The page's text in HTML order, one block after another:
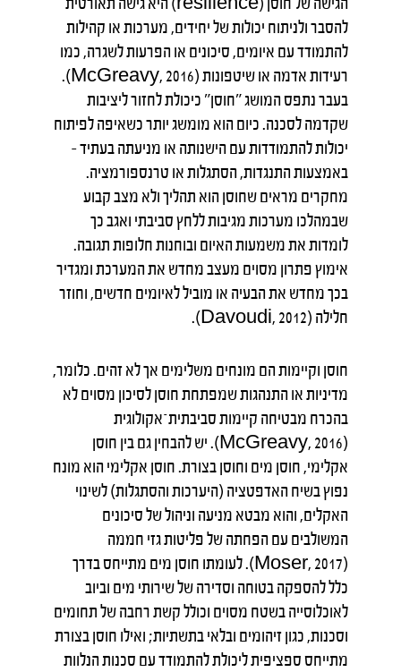
להסבר ולניתוח יכולות של יחידים, מערכות או קהילות
להתמודד עם איומים, סיכונים או הפרעות לשגרה, כמו
רעידות אדמה או שיטפונות (McGreavy, 2016).
בעבר נתפס המושג "חוסן" כיכולת לחזור ליציבות
שקדמה לסכנה. כיום הוא מומשג יותר כשאיפה לפיתוח
יכולות להתמודדות עם הישנותה או מניעתה בעתיד –
באמצעות התנגדות, הסתגלות או טרנספורמציה.
מחקרים מראים שחוסן הוא תהליך ולא מצב קבוע
שבמהלכו מערכות מגיבות ללחץ סביבתי ואגב כך
לומדות את משמעות האיום ובוחנות חלופות תגובה.
אימוץ פתרון מסוים מעצב מחדש את המערכת ומגדיר
בכך מחדש את הבעיה או מוביל לאיומים חדשים, וחוזר
חלילה (Davoudi, 2012).
חוסן וקיימות הם מונחים משלימים אך לא זהים. כלומר,
מדיניות או התנהגות שמפתחת חוסן לסיכון מסוים לא
בהכרח מבטיחה קיימות סביבתית־אקולוגית
(McGreavy, 2016). יש להבחין גם בין חוסן
אקלימי, חוסן מים וחוסן בצורת. חוסן אקלימי הוא מונח
נפוץ בשיח האדפטציה (היערכות והסתגלות) לשינוי
האקלים, והוא מבטא מניעה וניהול של סיכונים
המשולבים עם הפחתה של פליטות גזי חממה
(Moser, 2017). לעומתו חוסן מים מתייחס בדרך
כלל להספקה בטוחה וסדירה של שירותי מים וביוב
לאוכלוסייה בשטח מסוים וכולל קשת רחבה של תחומים
וסכנות, כגון זיהומים ובלאי בתשתיות; ואילו חוסן בצורת
מתייחס ספציפית ליכולת להתמודד עם סכנות הנלוות